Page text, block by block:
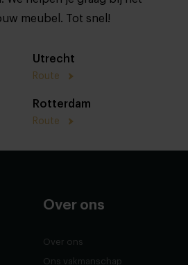
meubel. Tot snel!
Utrecht
Route
Rotterdam
Route
Over ons
Over ons
Ons vakmanschap